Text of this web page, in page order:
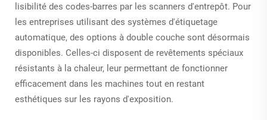
lisibilité des codes-barres par les scanners d'entrepôt. Pour
les entreprises utilisant des systèmes d'étiquetage
automatique, des options à double couche sont désormais
disponibles. Celles-ci disposent de revêtements spéciaux
résistants à la chaleur, leur permettant de fonctionner
efficacement dans les machines tout en restant
esthétiques sur les rayons d'exposition.